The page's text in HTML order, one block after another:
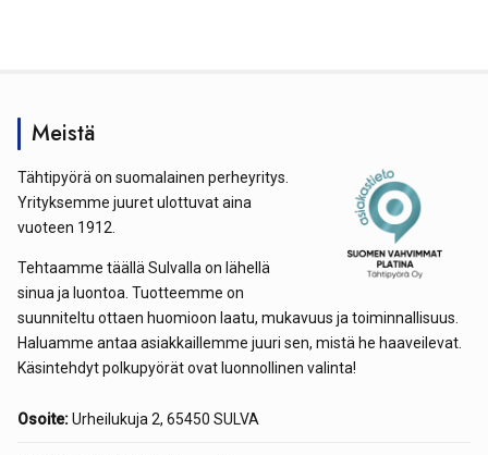
Meistä
Tähtipyörä on suomalainen perheyritys.
Yrityksemme juuret ulottuvat aina
vuoteen 1912.
Tehtaamme täällä Sulvalla on lähellä
sinua ja luontoa. Tuotteemme on
suunniteltu ottaen huomioon laatu, mukavuus ja toiminnallisuus.
Haluamme antaa asiakkaillemme juuri sen, mistä he haaveilevat.
Käsintehdyt polkupyörät ovat luonnollinen valinta!
Osoite:Urheilukuja 2, 65450 SULVA